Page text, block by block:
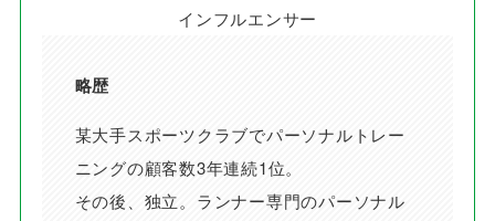
インフルエンサー
略歴
某大手スポーツクラブでパーソナルトレー
ニングの顧客数3年連続1位。
その後、独立。ランナー専門のパーソナル